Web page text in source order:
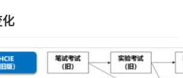
化